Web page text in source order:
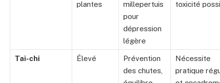
plantes
millepertuis
pour
dépression
légère
toxicité
Tai-chi Élevé
Prévention
des chutes,
Nécessite
pratique